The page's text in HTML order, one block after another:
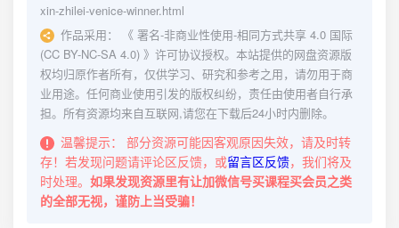
xin-zhilei-venice-winner.html
作品采用：
《 署名-非商业性使用-相同方式共享 4.0 国际
(CC BY-NC-SA 4.0) 》许可协议授权。本站提供的网盘资源版
权均归原作者所有，仅供学习、研究和参考之用，请勿用于商
业用途。任何商业使用引发的版权纠纷，责任由使用者自行承
担。所有资源均来自互联网,请您在下载后24小时内删除。
温馨提示：
部分资源可能因客观原因失效，请及时转
存！若发现问题请评论区反馈，或留言区反馈，我们将及
时处理。 如果发现资源里有让加微信号买课程买会员之类
的全部无视，谨防上当受骗！